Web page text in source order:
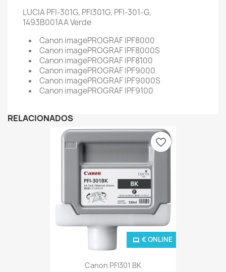
LUCIA PFI-301G, PFI301G, PFI-301-G,
1493B001AAVerde
Canon imagePROGRAF IPF8000
Canon imagePROGRAF IPF8000S
Canon imagePROGRAF IPF8100
Canon imagePROGRAF IPF9000
Canon imagePROGRAF IPF9000S
Canon imagePROGRAF IPF9100
RELACIONADOS
Canon PFI301 BK
€ ONLINE
favorite_border